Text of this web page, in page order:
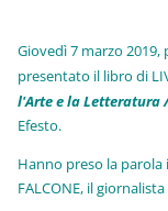
Giovedì 7 marzo 2019,
presentato il libro di
l'Arte e la Letteratura
Efesto.
Hanno preso la parola
FALCONE, il